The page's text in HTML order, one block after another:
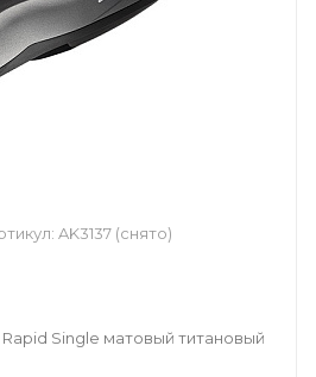
AK3137 (снято)
Single матовый титановый